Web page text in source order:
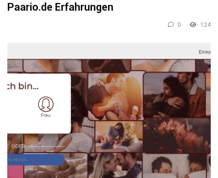
Paario.de Erfahrungen
0 124